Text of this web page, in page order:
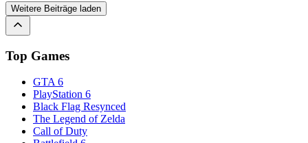
Weitere Beiträge laden
Top Games
GTA 6
PlayStation 6
Black Flag Resynced
The Legend of Zelda
Call of Duty